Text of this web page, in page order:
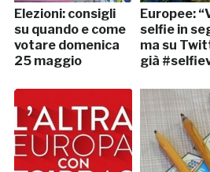
Elezioni: consigli
su quando e come
votare domenica
25 maggio
Europee:
selfie in
ma su
già